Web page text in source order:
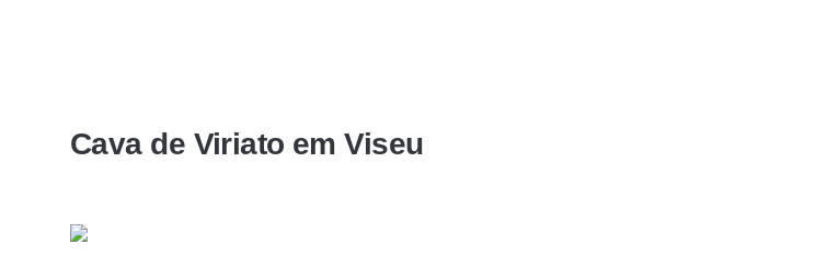
Cava de Viriato em Viseu